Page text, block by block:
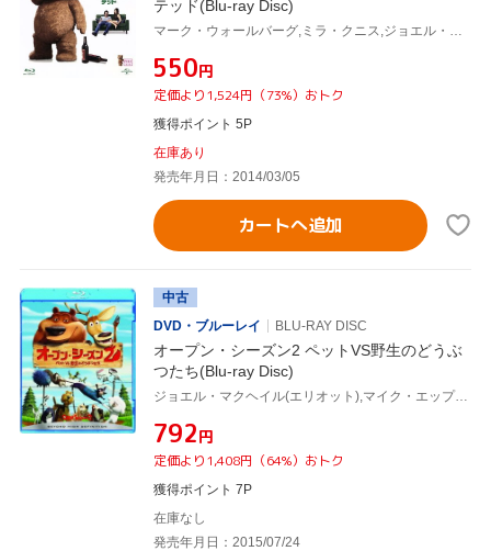
テッド(Blu-ray Disc)
¥550円
定価より1,524円（73%）おトク
獲得ポイント 5P
在庫あり
発売年月日：2014/03/05
カートへ追加
中古
DVD・ブルーレイ
BLU-RAY DISC
オープン・シーズン2 ペットVS野生のどうぶ
つたち(Blu-ray Disc)
ジョエル・マクヘイル(エリオット),マイク・エップス(ブーグ),ジェーン・クラコフスキー(ジゼル)
¥792円
定価より1,408円（64%）おトク
獲得ポイント 7P
在庫なし
発売年月日：2015/07/24